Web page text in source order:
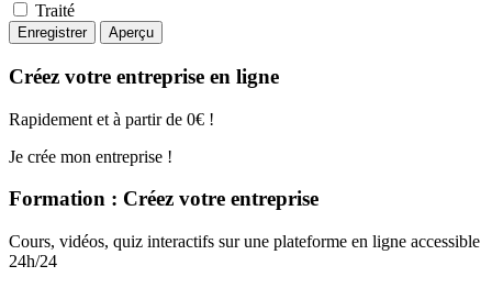
Traité
Créez votre entreprise en ligne
Rapidement et à partir de 0€ !
Je crée mon entreprise !
Formation : Créez votre entreprise
Cours, vidéos, quiz interactifs sur une plateforme en ligne accessible
24h/24